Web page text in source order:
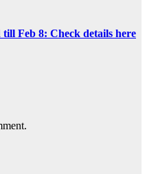
till Feb 8: Check details here